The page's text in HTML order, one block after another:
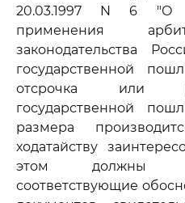
20.03.1997 N 6 "О
применения
законодательства
государственной
отсрочка или
государственной
размера
ходатайству
этом должны
соответствующие